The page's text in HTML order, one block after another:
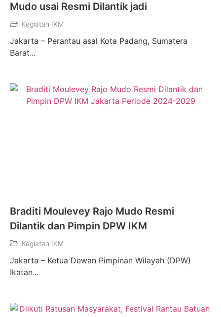
Mudo usai Resmi Dilantik jadi
Kegiatan IKM
Jakarta – Perantau asal Kota Padang, Sumatera
Barat...
Braditi Moulevey Rajo Mudo Resmi
Dilantik dan Pimpin DPW IKM
Kegiatan IKM
Jakarta – Ketua Dewan Pimpinan Wilayah (DPW)
Ikatan...